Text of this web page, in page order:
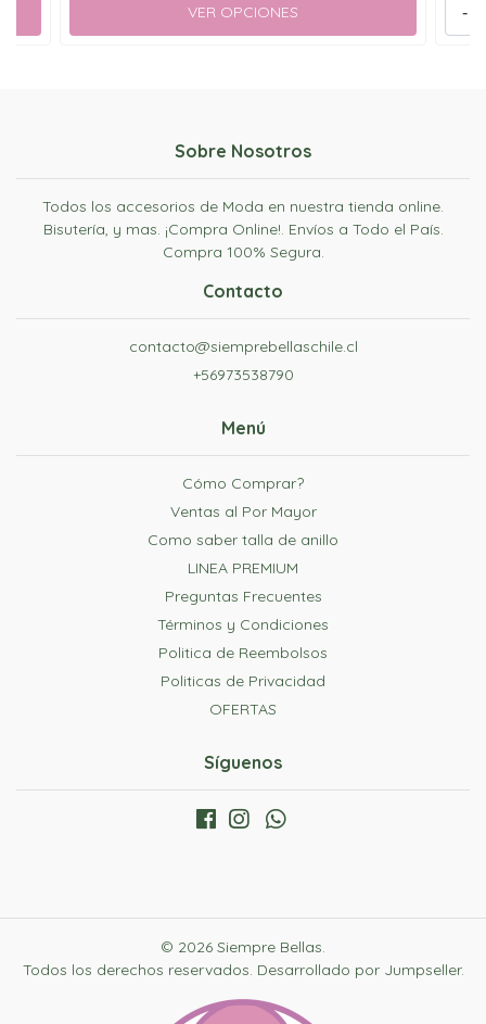
VER OPCIONES -
Sobre Nosotros
Todos los accesorios de Moda en nuestra tienda online.
Bisutería, y mas. ¡Compra Online!. Envíos a Todo el País.
Compra 100% Segura.
Contacto
contacto@siemprebellaschile.cl
+56973538790
Menú
Cómo Comprar?
Ventas al Por Mayor
Como saber talla de anillo
LINEA PREMIUM
Preguntas Frecuentes
Términos y Condiciones
Politica de Reembolsos
Politicas de Privacidad
OFERTAS
Síguenos
© 2026 Siempre Bellas.
Todos los derechos reservados. Desarrollado por Jumpseller.